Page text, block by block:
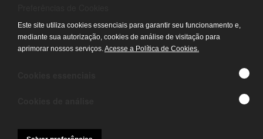
Contato
- Fale conosco
- Trabalhe conosco
Este site utiliza cookies essenciais para garantir seu funcionamento e,
mediante sua autorização, cookies de análise de visitação para
aprimorar nossos serviços.Acesse a Política de Cookies.